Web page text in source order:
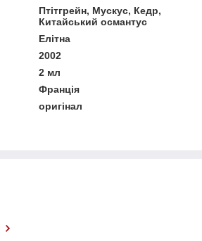
Птітгрейн, Мускус, Кедр,
Китайський османтус
Елітна
2002
2 мл
Франція
оригінал